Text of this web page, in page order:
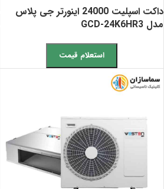
داکت اسپلیت 24000 اینورتر جی پلاس
مدل GCD-24K6HR3
استعلام قیمت